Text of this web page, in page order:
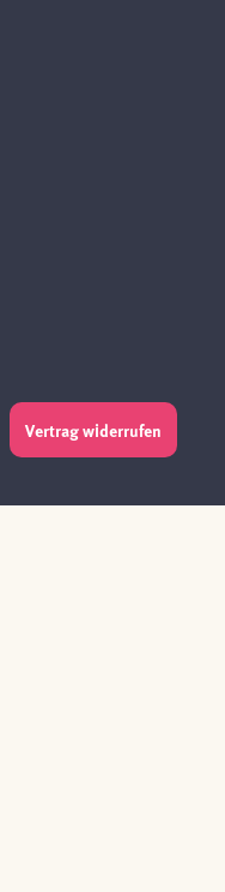
Vertrag widerrufen